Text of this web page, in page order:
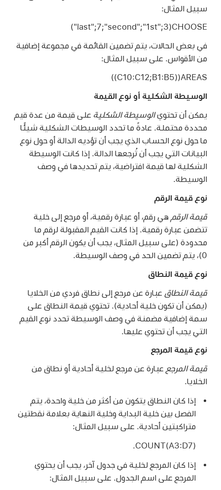
سبيل المثال:
CHOOSE(3‏;"1st"‏;"second"‏;7‏;"last")
في بعض الحالات، يتم تضمين القائمة في مجموعة إضافية
من الأقواس. على سبيل المثال:
‎AREAS((B1:B5‏;C10:C12))‎
الوسيطة الشكلية أو نوع القيمة
يمكن أن تحتويالوسيطة الشكلية على قيمة من عدة قيم
محددة محتملة. عادةً ما تحدد الوسيطات الشكلية شيئًا
ما حول نوع الحساب الذي يجب أن تؤديه الدالة أو حول نوع
البيانات التي يجب أن تُرجعها الدالة. إذا كانت الوسيطة
الشكلية لها قيمة افتراضية، يتم تحديدها في وصف
الوسيطة.
نوع قيمة الرقم
قيمة الرقم هي رقم، أو عبارة رقمية، أو مرجع إلى خلية
تتضمن عبارة رقمية. إذا كانت القيم المقبولة لرقم ما
محدودة (على سبيل المثال، يجب أن يكون الرقم أكبر من
0)، يتم تضمين الحد في وصف الوسيطة.
نوع قيمة النطاق
قيمة النطاق عبارة عن مرجع إلى نطاق فردي من الخلايا
(يمكن أن تكون خلية أحادية). تحتوي قيمة النطاق على
سمة إضافية مضمنة في وصف الوسيطة تحدد نوع القيم
التي يجب أن تحتوي عليها.
نوع قيمة المرجع
قيمة المرجع عبارة عن مرجع لخلية أحادية أو نطاق من
الخلايا.
إذا كان النطاق يتكون من أكثر من خلية واحدة، يتم
الفصل بين خلية البداية وخلية النهاية بعلامة نقطتين
متراكبتين أحادية. على سبيل المثال:
‎COUNT(A3:D7)‎.
إذا كان المرجع لخلية في جدول آخر، يجب أن يحتوي
المرجع على اسم الجدول. على سبيل المثال: